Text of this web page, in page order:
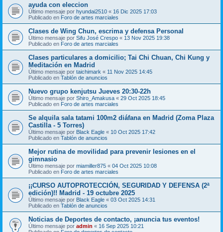
ayuda con eleccion
Último mensaje por hyundai2510 « 16 Dic 2025 17:03
Publicado en Foro de artes marciales
Clases de Wing Chun, escrima y defensa Personal
Último mensaje por Sifu José Crespo « 13 Nov 2025 19:38
Publicado en Foro de artes marciales
Clases particulares a domicilio; Tai Chi Chuan, Chi Kung y
Meditación en Madrid
Último mensaje por taichimark « 11 Nov 2025 14:45
Publicado en Tablón de anuncios
Nuevo grupo kenjutsu Jueves 20:30-22h
Último mensaje por Shiro_Amakusa « 29 Oct 2025 18:45
Publicado en Foro de artes marciales
Se alquila sala tatami 100m2 diáfana en Madrid (Zoma Plaza
Castilla - 5 Torres)
Último mensaje por Black Eagle « 10 Oct 2025 17:42
Publicado en Tablón de anuncios
Mejor rutina de movilidad para prevenir lesiones en el
gimnasio
Último mensaje por miamiller875 « 04 Oct 2025 10:08
Publicado en Foro de artes marciales
¡¡CURSO AUTOPROTECCIÓN, SEGURIDAD Y DEFENSA (2ª
edición)!! Madrid - 19 octubre 2025
Último mensaje por Black Eagle « 03 Oct 2025 14:31
Publicado en Tablón de anuncios
Noticias de Deportes de contacto, ¡anuncia tus eventos!
Último mensaje por admin « 16 Sep 2025 10:21